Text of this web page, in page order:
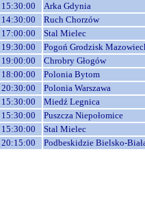
15:30:00
Arka Gdynia
14:30:00
Ruch Chorzów
17:00:00
Stal Mielec
19:30:00
Pogoń Grodzisk
19:00:00
Chrobry Głogów
18:00:00
Polonia Bytom
20:30:00
Polonia Warszawa
15:30:00
Miedź Legnica
15:30:00
Puszcza Niepołomice
15:30:00
Stal Mielec
20:15:00 Podbeskidzie Bielsko-